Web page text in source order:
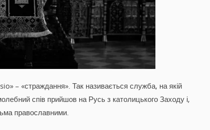
– «страждання». Так називається служба, на якій
спів прийшов на Русь з католицького Заходу і,
православними.